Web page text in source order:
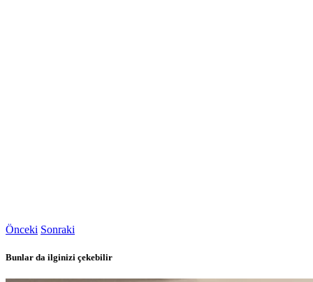
Önceki Sonraki
Bunlar da ilginizi çekebilir